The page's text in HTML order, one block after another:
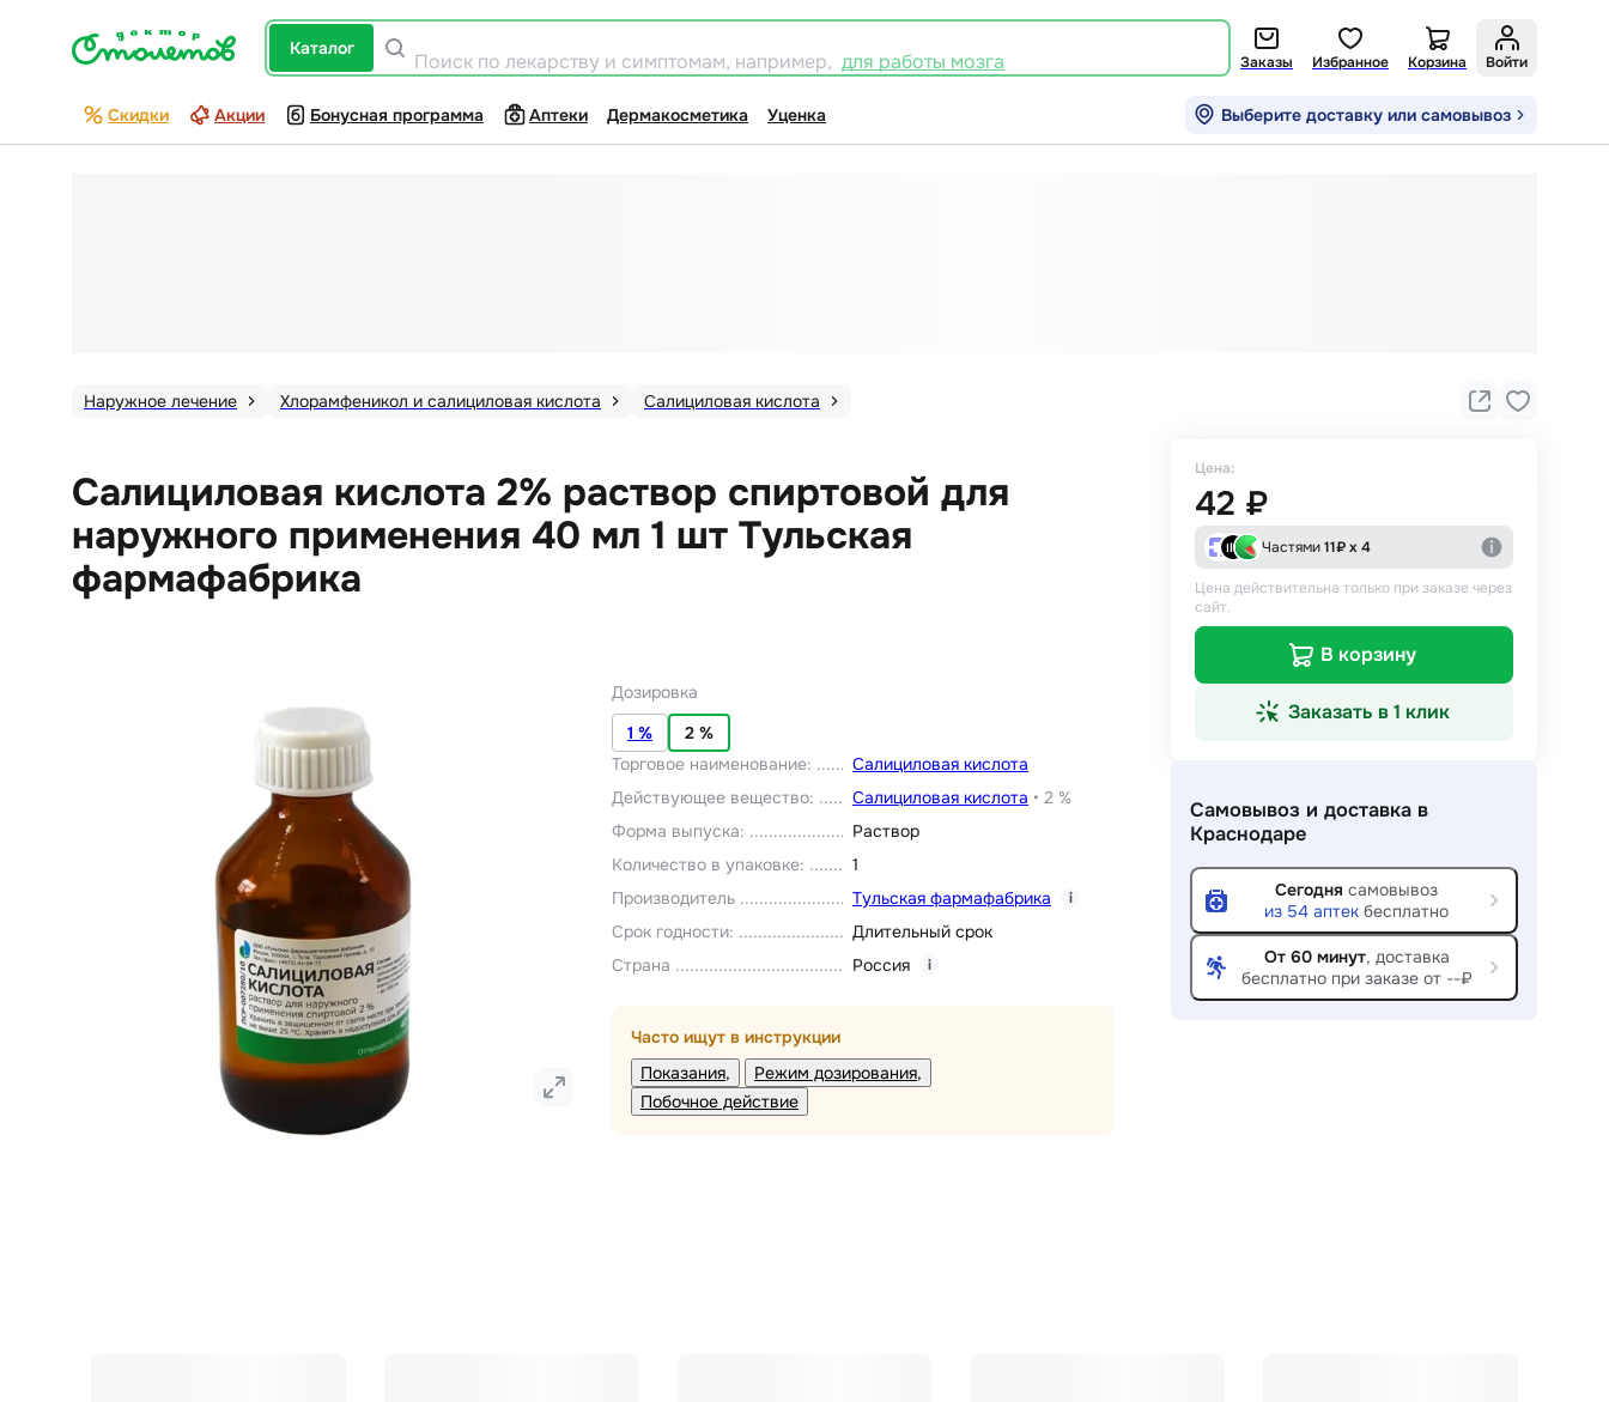
каталог
Поиск по лекарству и симптомам, например, для работы мозга Заказы Избранное Корзина Войти
Скидки Акции Бонусная программа Аптеки Дермакосметика Уценка Выберите доставку или самовывоз
Наружное лечение Хлорамфеникол и салициловая кислота Салициловая кислота
Салициловая кислота 2% раствор спиртовой для
наружного применения 40 мл 1 шт Тульская
фармафабрика
Дозировка
1 %
2 %
Торговое наименование:
Салициловая кислота
Действующее вещество: Салициловая кислота • 2 %
Форма выпуска:
Раствор
Количество в упаковке:
1
Производитель
Тульская фармафабрика i
Срок годности:
Длительный срок
Страна
Россия i
Часто ищут в инструкции
Показания
Режим дозирования
Побочное действие
Цена:
42 ₽
Частями11₽ х 4
Цена действительна только при заказе через
сайт.
В корзину
Заказать в 1 клик
Самовывоз и доставка в
Краснодаре
Сегодня самовывоз
из 54 аптек бесплатно
От 60 минут, доставка
бесплатно при заказе от --₽